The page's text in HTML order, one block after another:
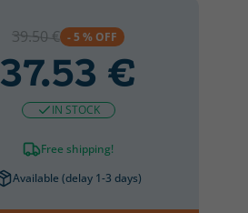
39.50 € - 5 % OFF
37.53 €
IN STOCK
Free shipping!
Available (delay 1-3 days)